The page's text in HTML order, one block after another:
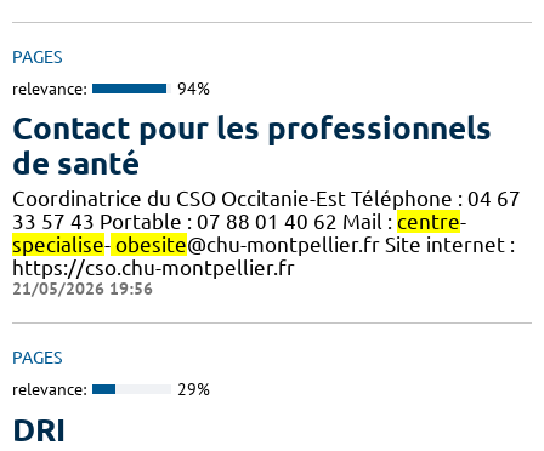
PAGES
relevance: 94%
Contact pour les professionnels
de santé
Coordinatrice du CSO Occitanie-Est Téléphone : 04 67
33 57 43 Portable : 07 88 01 40 62 Mail : centre-
specialise- obesite@chu-montpellier.fr Site internet :
https://cso.chu-montpellier.fr
21/05/2026 19:56
PAGES
relevance: 29%
DRI